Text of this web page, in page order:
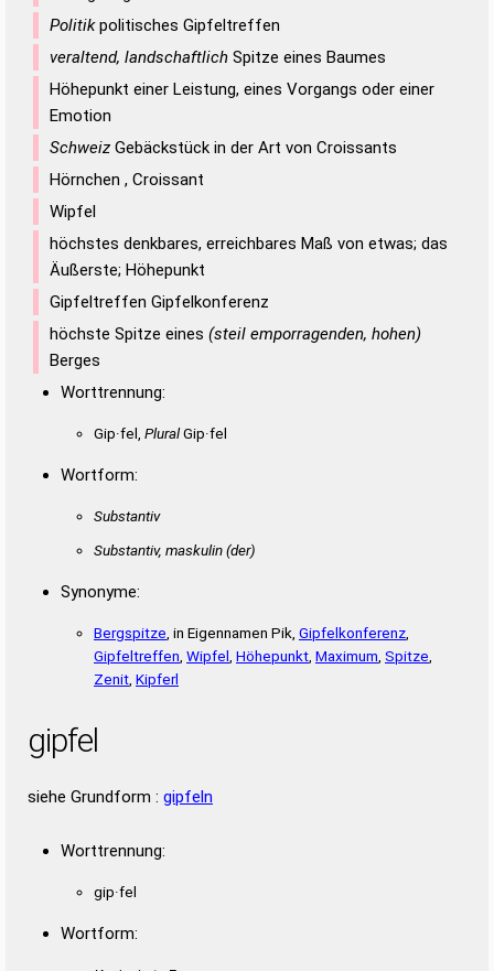
Politikpolitisches Gipfeltreffen
veraltend, landschaftlich Spitze eines Baumes
Höhepunkt einer Leistung, eines Vorgangs oder einer
Emotion
Schweiz Gebäckstück in der Art von Croissants
Hörnchen , Croissant
Wipfel
höchstes denkbares, erreichbares Maß von etwas; das
Äußerste; Höhepunkt
Gipfeltreffen Gipfelkonferenz
höchste Spitze eines (steil emporragenden, hohen)
Berges
Worttrennung:
Gip·fel, PluralGip·fel
Wortform:
Substantiv
Substantiv, maskulin(der)
Synonyme:
Bergspitze , in Eigennamen Pik, Gipfelkonferenz
Gipfeltreffen Wipfel Höhepunkt Maximum Spitze
Zenit Kipferl
gipfel
siehe Grundform : gipfeln
Worttrennung:
gip·fel
Wortform: